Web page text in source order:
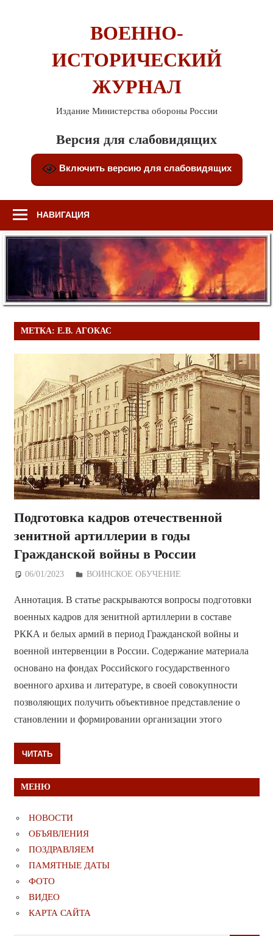
ВОЕННО-
ИСТОРИЧЕСКИЙ
ЖУРНАЛ
Издание Министерства обороны России
Версия для слабовидящих
Включить версию для слабовидящих
НАВИГАЦИЯ
МЕТКА: Е.В. АГОКАС
Подготовка кадров отечественной
зенитной артиллерии в годы
Гражданской войны в России
06/01/2023 Дежурный по Редакции
ВОИНСКОЕ ОБУЧЕНИЕ
Аннотация. В статье раскрываются вопросы подготовки
военных кадров для зенитной артиллерии в составе
РККА и белых армий в период Гражданской войны и
военной интервенции в России. Содержание материала
основано на фондах Российского государственного
военного архива и литературе, в своей совокупности
позволяющих получить объективное представление о
становлении и формировании организации этого
ЧИТАТЬ
МЕНЮ
НОВОСТИ
ОБЪЯВЛЕНИЯ
ПОЗДРАВЛЯЕМ
ПАМЯТНЫЕ ДАТЫ
ФОТО
ВИДЕО
КАРТА САЙТА